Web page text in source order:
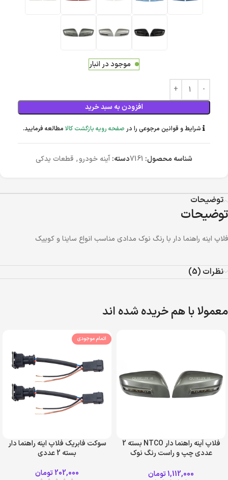
موجود در انبار
افزودن به سبد خرید
شرایط و قوانین مرجوعی را در صفحه رویه بازگشت کالا مطالعه فرمایید.
شناسه محصول: 7161دسته: آینه خودرو, قطعات یدکی
توضیحات
توضیحات
فلاپ اینه راهنما دار با رنگ نوک مدادی مناسب انواع ساینا و کوییک
نظرات (5)
معمولا با هم خریده شده اند
فلاپ آینه راهنما دار NTCO بسته 2
عددی چپ و راست رنگ نوک
1,112,000تومان
اتمام موجودی
سوکت فابریک فلاپ اینه راهنما دار
بسته 2 عددی
202,000تومان